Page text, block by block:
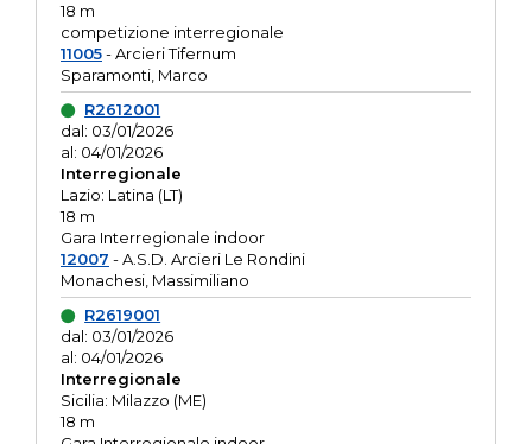
18 m
competizione interregionale
11005- Arcieri Tifernum
Sparamonti, Marco
R2612001
dal: 03/01/2026
al: 04/01/2026
Interregionale
Lazio: Latina (LT)
18 m
Gara Interregionale indoor
12007 - A.S.D. Arcieri Le Rondini
Monachesi, Massimiliano
R2619001
dal: 03/01/2026
al: 04/01/2026
Interregionale
Sicilia: Milazzo (ME)
18 m